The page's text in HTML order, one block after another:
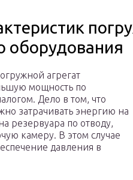
оборудования
агрегат
мощность по
Дело в том, что
затрачивать энергию на
резервуара по отводу,
камеру. В этом случае
давления в